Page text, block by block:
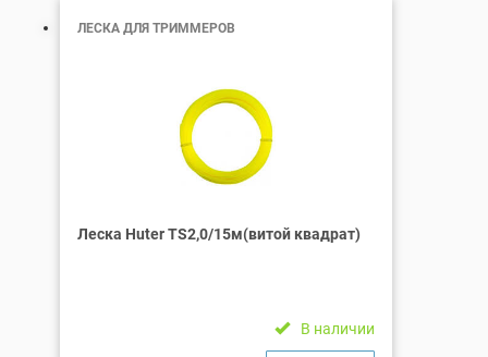
ЛЕСКА ДЛЯ ТРИММЕРОВ
Леска Huter TS2,0/15м(витой квадрат)
В наличии